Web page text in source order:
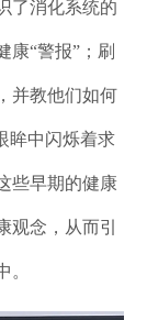
了消化系统的
康“警报”；刷
并教他们如何
眸中闪烁着求
些早期的健康
观念，从而引
。